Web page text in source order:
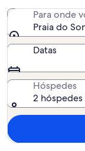
Para onde
Praia do
Datas
Hóspedes
2 hóspedes